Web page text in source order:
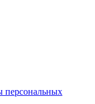
персональных